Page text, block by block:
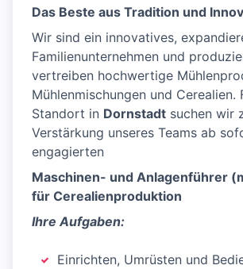
Das Beste aus Tradition und
Wir sind ein innovatives,
Familienunternehmen und
vertreiben hochwertige
Mühlenmischungen und Cerealien.
Standort in Dornstadt suchen wir
Verstärkung unseres Teams ab
engagierten
Maschinen- und Anlagenführer
für Cerealienproduktion
Ihre Aufgaben:
Einrichten, Umrüsten und